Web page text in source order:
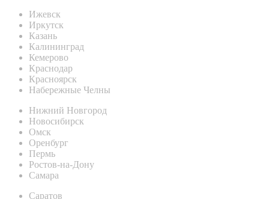
Ижевск
Иркутск
Казань
Калининград
Кемерово
Краснодар
Красноярск
Набережные Челны
Нижний Новгород
Новосибирск
Омск
Оренбург
Пермь
Ростов-на-Дону
Самара
Саратов